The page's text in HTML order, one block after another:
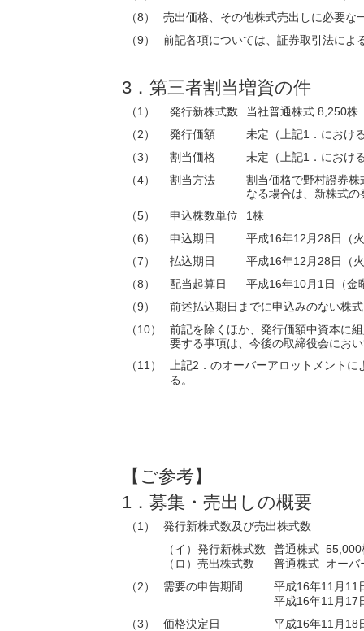
（8）
売出価格、その他株式売出しに必要な
（9）
前記各項については、証券取引法によ
3．第三者割当増資の件
（1） 発行新株式数
当社普通株式 8,250株
（2）
発行価額
未定（上記1．におけ
（3）
割当価格
未定（上記1．におけ
（4）
割当方法
割当価格で野村證券
なる場合は、新株式
（5）
申込株数単位
1株
（6）
申込期日
平成16年12月28日（
（7）
払込期日
平成16年12月28日（
（8）
配当起算日
平成16年10月1日（金
（9）
前述払込期日までに申込みのない株
（10）
前記を除くほか、発行価額中資本に
要する事項は、今後の取締役会にお
（11）
上記2．のオーバーアロットメント
る。
【ご参考】
1．募集・売出しの概要
（1）
発行新株式数及び売出株式数
（イ）発行新株式数
（ロ）売出株式数
普通株式 55,000
普通株式 オーバ
（2）
需要の申告期間
平成16年11月11
平成16年11月17
（3）
価格決定日
平成16年11月18